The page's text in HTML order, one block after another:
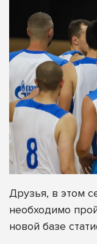
Друзья, в этом
необходимо
новой базе